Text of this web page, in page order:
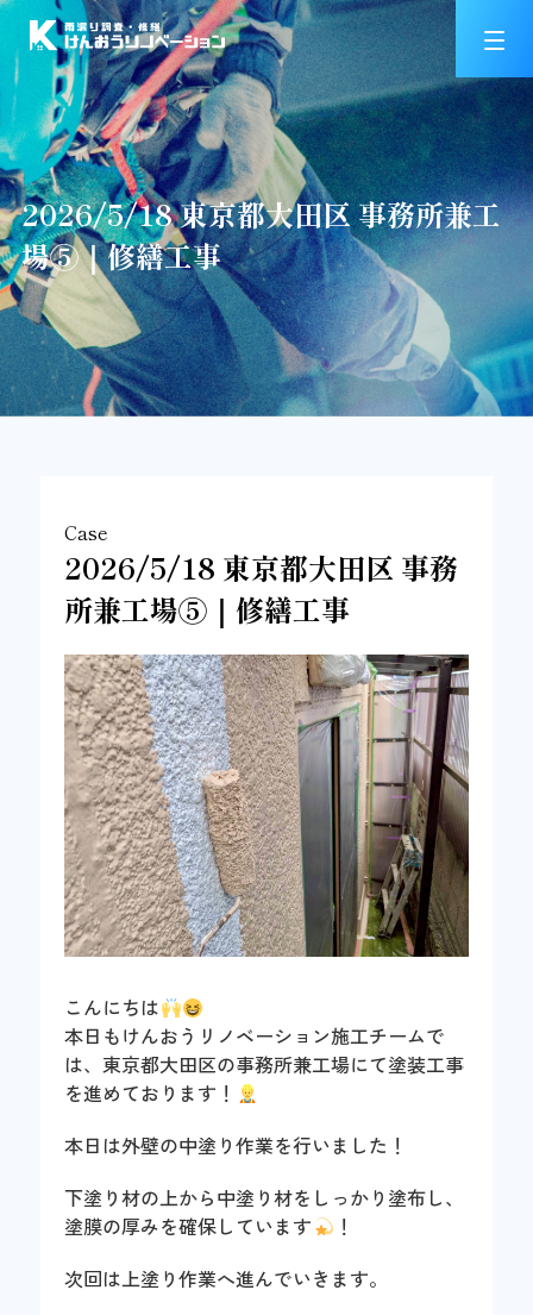
2026/5/18 東京都大田区 事務所兼工
場⑤｜修繕工事
Case
2026/5/18 東京都大田区 事務
所兼工場⑤｜修繕工事
こんにちは
本日もけんおうリノベーション施工チームで
は、東京都大田区の事務所兼工場にて塗装工事
を進めております！
本日は外壁の中塗り作業を行いました！
下塗り材の上から中塗り材をしっかり塗布し、
塗膜の厚みを確保しています
！
次回は上塗り作業へ進んでいきます。